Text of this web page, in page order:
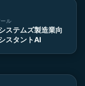
ル
ステムズ製造業向
スタントAI